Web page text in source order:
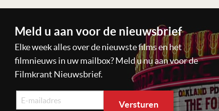
Meld u aan voor de nieuwsbrief
Elke week alles over de nieuwste films en het
filmnieuws in uw mailbox? Meld u nu aan voor de
Filmkrant Nieuwsbrief.